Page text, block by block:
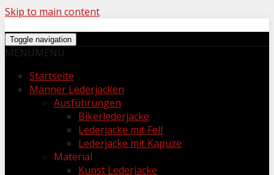
Skip to main content
Toggle navigation
MENUMENU
Startseite
Männer Lederjacken
Ausführungen
Bikerlederjacke
Lederjacke mit Fell
Lederjacke mit Kapuze
Material
Kunst Lederjacke